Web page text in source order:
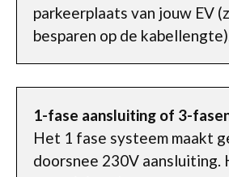
parkeerplaats van jouw EV
besparen op de kabellengte).
1-fase aansluiting of 3-
Het 1 fase systeem maakt
doorsnee 230V aansluiting.